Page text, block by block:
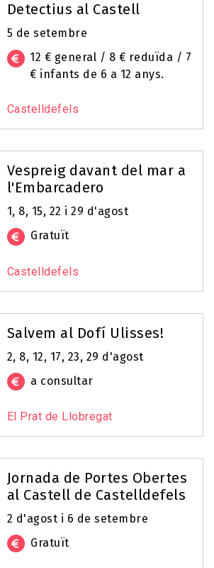
Detectius al Castell
5 de setembre
12 € general / 8 € reduïda / 7
€ infants de 6 a 12 anys.
Castelldefels
Vespreig davant del mar a
l'Embarcadero
1, 8, 15, 22 i 29 d'agost
Gratuït
Castelldefels
Salvem al Dofí Ulisses!
2, 8, 12, 17, 23, 29 d'agost
a consultar
El Prat de Llobregat
Jornada de Portes Obertes
al Castell de Castelldefels
2 d'agost i 6 de setembre
Gratuït